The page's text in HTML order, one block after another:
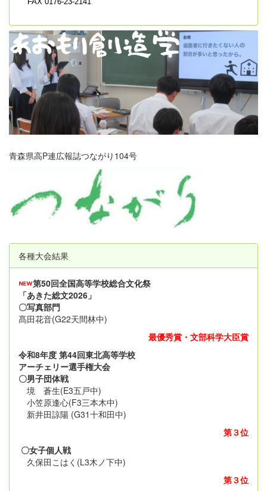
青森県高P連広報誌つながり104号
各種大会結果
第50回全国高等学校総合文化祭
「あきた総文2026」
〇写真部門
髙田花音(G22天間林中)
最優秀賞・文部科学大臣賞
令和8年度 第44回東北高等学校
アーチェリー選手権大会
〇男子団体戦
境 蒼生(E3五戸中)
小笠原逢心(F3三本木中)
新井田諒陽 (G31十和田中)
第３位
〇女子個人戦
久保田こはく(L3木ノ下中)
第３位